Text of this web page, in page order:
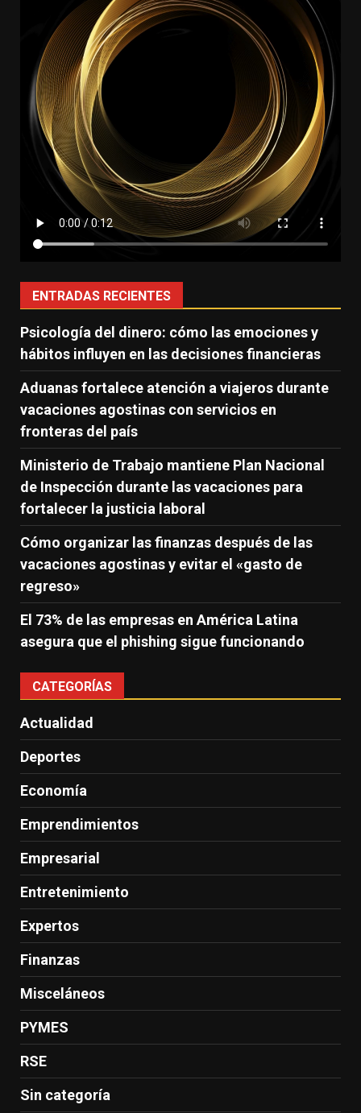
ENTRADAS RECIENTES
Psicología del dinero: cómo las emociones y
hábitos influyen en las decisiones financieras
Aduanas fortalece atención a viajeros durante
vacaciones agostinas con servicios en
fronteras del país
Ministerio de Trabajo mantiene Plan Nacional
de Inspección durante las vacaciones para
fortalecer la justicia laboral
Cómo organizar las finanzas después de las
vacaciones agostinas y evitar el «gasto de
regreso»
El 73% de las empresas en América Latina
asegura que el phishing sigue funcionando
CATEGORÍAS
Actualidad
Deportes
Economía
Emprendimientos
Empresarial
Entretenimiento
Expertos
Finanzas
Misceláneos
PYMES
RSE
Sin categoría